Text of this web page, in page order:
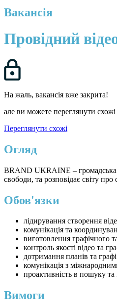
Вакансія
Провідний
На жаль, вакансія вже закрита!
але ви можете переглянути схожі
Переглянути схожі
Огляд
BRAND UKRAINE – громадська
свободи, та розповідає світу
Обов'язки
лідирування створення
комунікація та
виготовлення графічного
контроль якості відео та
дотримання планів та
комунікація з
проактивність в пошуку та
Вимоги